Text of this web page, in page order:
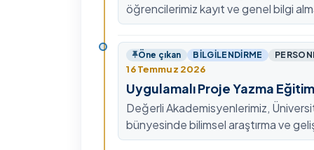
öğrencilerimiz kayıt ve genel bilgi
0478 211 75 75 Dahili: 1913 nolu
ulaşabilirsiniz.
Öne çıkan BILGILENDIRME
16 Temmuz 2026
Uygulamalı Proje Yazma
Değerli Akademisyenlerimiz,
bünyesinde bilimsel araştırma ve
kültürünü güçlendirmek, ulusal ve